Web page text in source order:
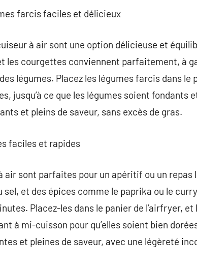
farcis faciles et délicieux
à air sont une option délicieuse et
les courgettes conviennent parfaitement, à
légumes. Placez les légumes farcis dans le
jusqu’à ce que les légumes soient
et pleins de saveur, sans excès de gras.
faciles et rapides
air sont parfaites pour un apéritif ou un repas
sel, et des épices comme le paprika ou le
Placez-les dans le panier de l’airfryer,
à mi-cuisson pour qu’elles soient bien
et pleines de saveur, avec une légèreté